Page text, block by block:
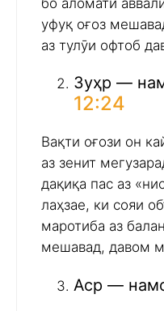
уфуқ оғоз
аз тулӯи офтоб
Зуҳр —
12:24
Вақти оғози он
аз зенит
дақиқа пас аз
лаҳзае, ки сояи
маротиба аз
мешавад, давом
Аср —